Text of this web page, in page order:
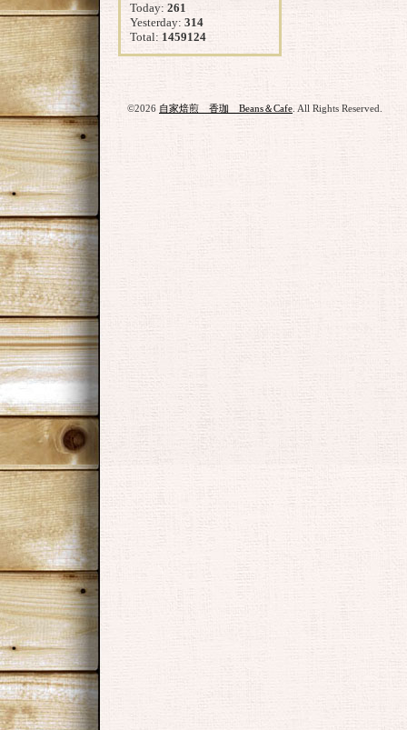
Today: 261
Yesterday: 314
Total: 1459124
©2026 自家焙煎 香珈 Beans＆Cafe . All Rights Reserved.